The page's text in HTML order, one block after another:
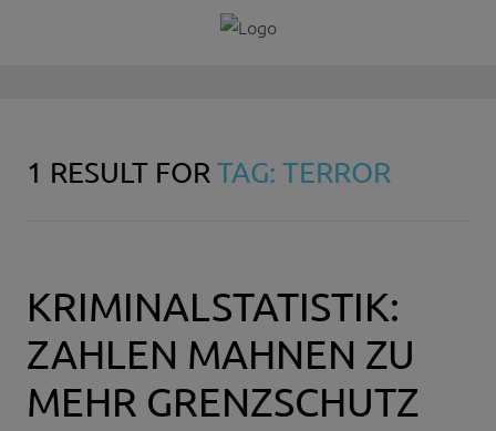
1 RESULT FORTAG: TERROR
KRIMINALSTATISTIK:
ZAHLEN MAHNEN ZU
MEHR GRENZSCHUTZ